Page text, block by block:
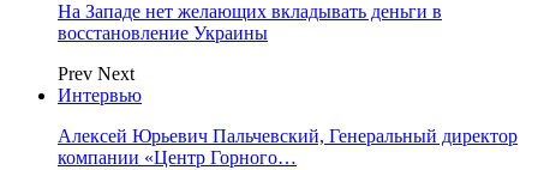
На Западе нет желающих вкладывать деньги в
восстановление Украины
Prev Next
Интервью
Алексей Юрьевич Пальчевский, Генеральный директор
компании «Центр Горного…